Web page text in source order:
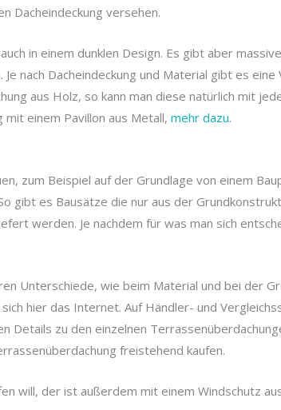
Dacheindeckung versehen.
in einem dunklen Design. Es gibt aber
nach Dacheindeckung und Material gibt es eine
aus Holz, so kann man diese natürlich mit
mit einem Pavillon aus Metall,mehr dazu.
zum Beispiel auf der Grundlage von einem
gibt es Bausätze die nur aus der
werden. Je nachdem für was man sich
Unterschiede, wie beim Material und bei der
hier das Internet. Auf Händler- und
Details zu den einzelnen
freistehend kaufen.
will, der ist außerdem mit einem Windschutz